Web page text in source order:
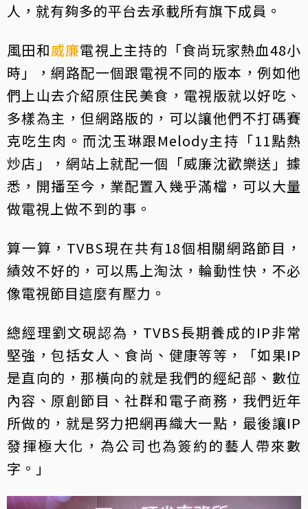
人，就有夠多的平台去承載所有旗下成員。
風田和威廉電視上主持的「食尚玩家熱血48小
時」，網路配一個跟電視不同的版本，例如他
們上山去介紹原住民美食，電視版就以好吃、
多樣為主，但網路版的，可以讓他們不打碼賽
克吃生肉。而沈玉琳跟Melody主持「11點熱
炒店」，網站上就配一個「威廉沈歡樂送」據
悉，開播至今，業配置入幾乎滿檔，可以大量
做電視上做不到的事。
算一算，TVBS現在共有18個相關網路節目，
績效不好的，可以馬上淘汰，輪動性快，不必
像電視節目這麼有壓力。
總經理劉文硯認為，TVBS長期養成的IP非常
堅強，包括女人、食尚、健康等等，「如果IP
是直向的，那橫向的就是我們的經紀部、數位
內容、原創節目、社群和電子商務，我們近年
所做的，就是努力把網再織大一點，最後讓IP
發揮極大化，為公司也為簽約的藝人帶來數
字。」